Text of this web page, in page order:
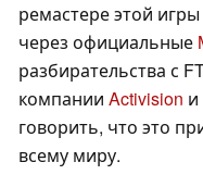
ремастере этой
через официальные
разбирательства с
компании Activision и
говорить, что это
всему миру.